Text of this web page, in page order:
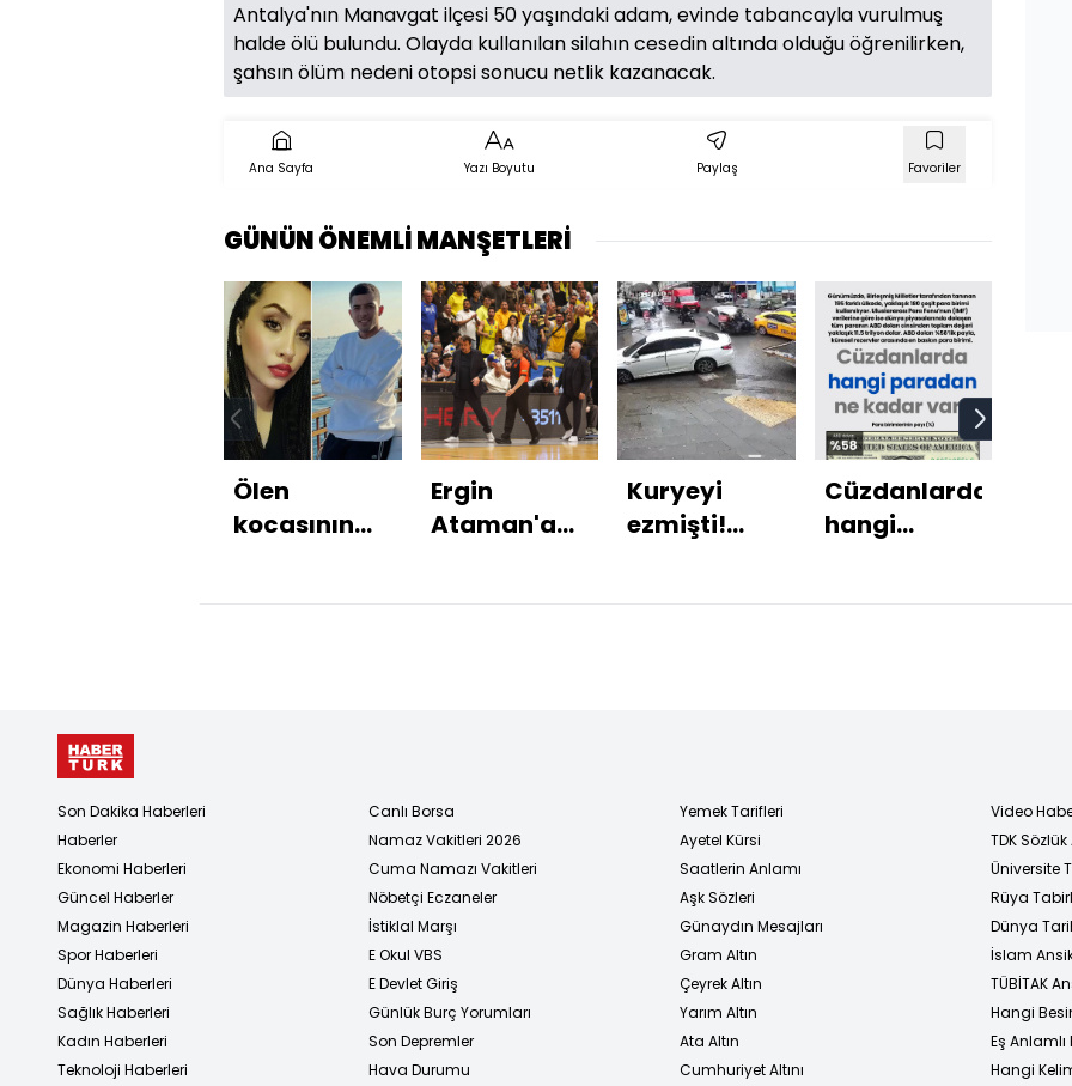
Antalya'nın Manavgat ilçesi 50 yaşındaki adam, evinde tabancayla vurulmuş
halde ölü bulundu. Olayda kullanılan silahın cesedin altında olduğu öğrenilirken,
şahsın ölüm nedeni otopsi sonucu netlik kazanacak.
Ana Sayfa Yazı Boyutu Paylaş Favoriler
GÜNÜN ÖNEMLİ MANŞETLERİ
Ölen
kocasının
Ergin
Ataman'a
Kuryeyi
ezmişti!
Cüzdanlarda
hangi
Son Dakika Haberleri
Haberler
Ekonomi Haberleri
Güncel Haberler
Magazin Haberleri
Spor Haberleri
Dünya Haberleri
Sağlık Haberleri
Kadın Haberleri
Teknoloji Haberleri
Canlı Borsa
Namaz Vakitleri 2026
Cuma Namazı Vakitleri
Nöbetçi Eczaneler
İstiklal Marşı
E Okul VBS
E Devlet Giriş
Günlük Burç Yorumları
Son Depremler
Hava Durumu
Yemek Tarifleri
Ayetel Kürsi
Saatlerin Anlamı
Aşk Sözleri
Günaydın Mesajları
Gram Altın
Çeyrek Altın
Yarım Altın
Ata Altın
Cumhuriyet Altını
Video
TDK
Üniversite
Rüya
Dünya
İslam
TÜBİTAK
Hangi
Eş
Hangi